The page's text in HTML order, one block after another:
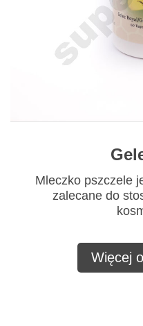
Mleczko pszczele
zalecane do
Więcej